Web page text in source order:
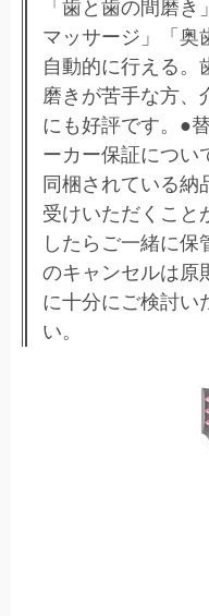
「歯と歯の間磨
マッサージ」「奥
自動的に行える
磨きが苦手な方、
にも好評です。●
ーカー保証につい
同梱されている納
受けいただくこと
したらご一緒に
のキャンセルは原
に十分にご検討い
い。